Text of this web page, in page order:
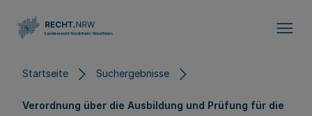
Startseite Suchergebnisse
Verordnung über die Ausbildung und Prüfung für die